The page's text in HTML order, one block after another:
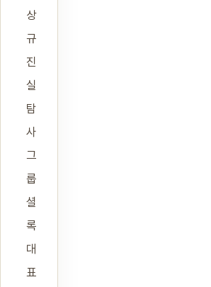
상
규
진
실
탐
사
그
룹
셜
록
대
표